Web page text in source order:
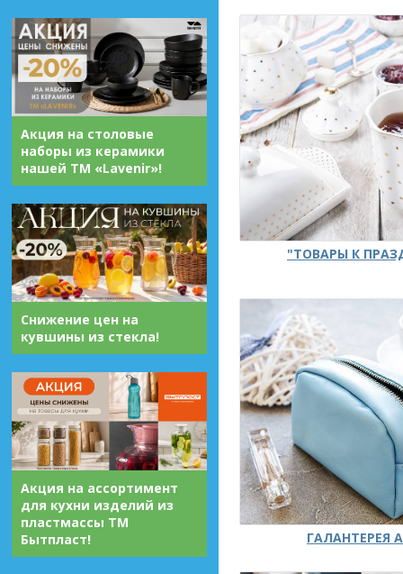
Акция на столовые
наборы из керамики
нашей ТМ «Lavenir»!
Снижение цен на
кувшины из стекла!
Акция на ассортимент
для кухни изделий из
пластмассы ТМ
Бытпласт!
"ТОВАРЫ К
ГАЛАНТЕРЕЯ